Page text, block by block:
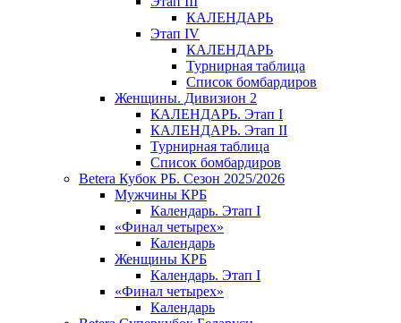
КАЛЕНДАРЬ
Этап IV
КАЛЕНДАРЬ
Турнирная таблица
Список бомбардиров
Женщины. Дивизион 2
КАЛЕНДАРЬ. Этап I
КАЛЕНДАРЬ. Этап II
Турнирная таблица
Список бомбардиров
Betera Кубок РБ. Сезон 2025/2026
Мужчины КРБ
Календарь. Этап I
«Финал четырех»
Календарь
Женщины КРБ
Календарь. Этап I
«Финал четырех»
Календарь